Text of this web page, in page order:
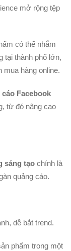
mở rộng tệp
có thể nhắm
tại thành phố lớn,
mua hàng online.
Facebook
từ đó nâng cao
sáng tạo chính là
quảng cáo.
dễ bắt trend.
phẩm trong một